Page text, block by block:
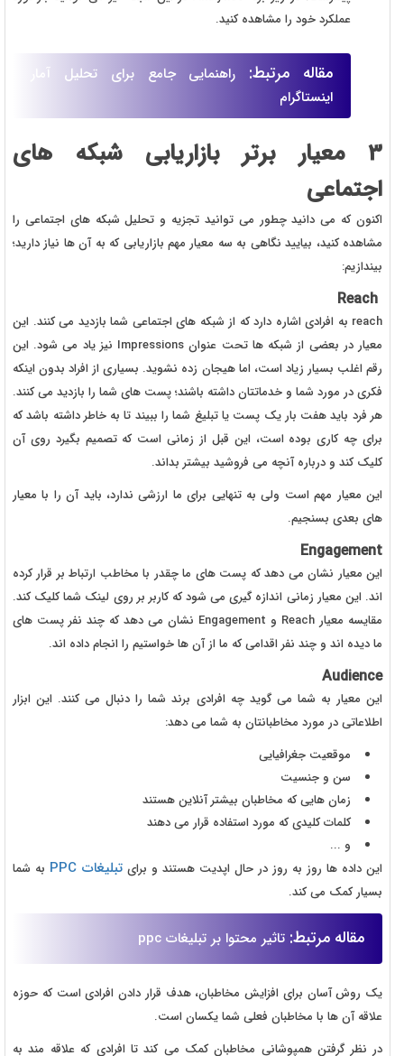
عملکرد خود را مشاهده کنید.
مقاله مرتبط: راهنمایی جامع برای تحلیل آمار
اینستاگرام
3 معیار برتر بازاریابی شبکه های
اجتماعی
اکنون که می دانید چطور می توانید تجزیه و تحلیل شبکه های اجتماعی را
مشاهده کنید، بیایید نگاهی به سه معیار مهم بازاریابی که به آن ها نیاز دارید؛
بیندازیم:
reach به افرادی اشاره دارد که از شبکه های اجتماعی شما بازدید می کنند. این
معیار در بعضی از شبکه ها تحت عنوان Impressions نیز یاد می شود. این
رقم اغلب بسیار زیاد است، اما هیجان زده نشوید. بسیاری از افراد بدون اینکه
فکری در مورد شما و خدماتتان داشته باشند؛ پست های شما را بازدید می کنند.
هر فرد باید هفت بار یک پست یا تبلیغ شما را ببیند تا به خاطر داشته باشد که
برای چه کاری بوده است، این قبل از زمانی است که تصمیم بگیرد روی آن
کلیک کند و درباره آنچه می فروشید بیشتر بداند.
این معیار مهم است ولی به تنهایی برای ما ارزشی ندارد، باید آن را با معیار
های بعدی بسنجیم.
Engagement
این معیار نشان می دهد که پست های ما چقدر با مخاطب ارتباط بر قرار کرده
اند. این معیار زمانی اندازه گیری می شود که کاربر بر روی لینک شما کلیک کند.
مقایسه معیار Reach و Engagement نشان می دهد که چند نفر پست های
ما دیده اند و چند نفر اقدامی که ما از آن ها خواستیم را انجام داده اند.
Audience
این معیار به شما می گوید چه افرادی برند شما را دنبال می کنند. این ابزار
اطلاعاتی در مورد مخاطبانتان به شما می دهد:
موقعیت جغرافیایی
سن و جنسیت
زمان هایی که مخاطبان بیشتر آنلاین هستند
کلمات کلیدی که مورد استفاده قرار می دهند
و ...
این داده ها روز به روز در حال اپدیت هستند و برای تبلیغات PPC
به شما
بسیار کمک می کند.
مقاله مرتبط: تاثیر محتوا بر تبلیغات ppc
یک روش آسان برای افزایش مخاطبان، هدف قرار دادن افرادی است که حوزه
علاقه آن ها با مخاطبان فعلی شما یکسان است.
در نظر گرفتن همپوشانی مخاطبان کمک می کند تا افرادی که علاقه مند به